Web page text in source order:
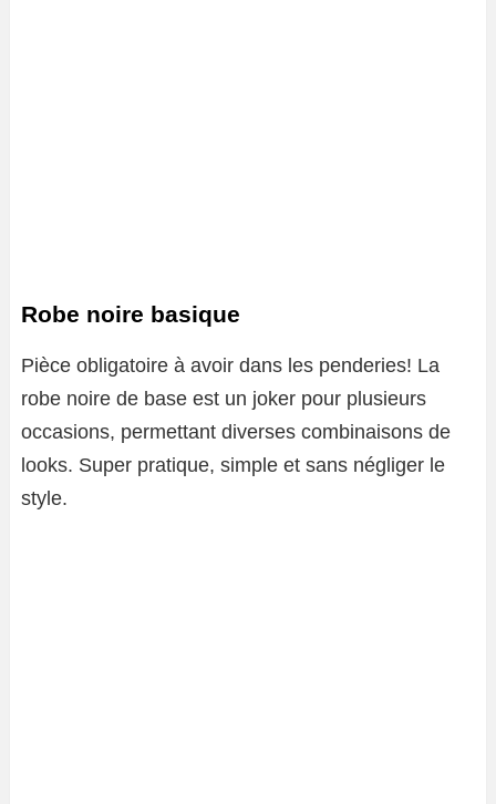
Robe noire basique
Pièce obligatoire à avoir dans les penderies! La
robe noire de base est un joker pour plusieurs
occasions, permettant diverses combinaisons de
looks. Super pratique, simple et sans négliger le
style.